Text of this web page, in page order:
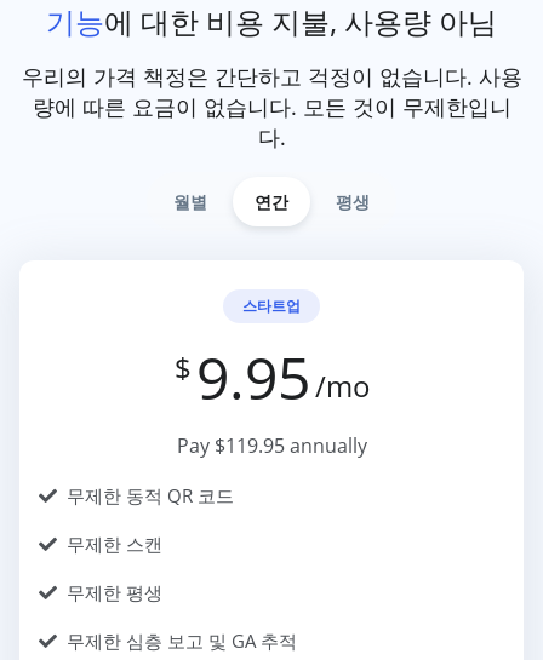
기능에 대한 비용 지불, 사용량 아님
우리의 가격 책정은 간단하고 걱정이 없습니다. 사용
량에 따른 요금이 없습니다. 모든 것이 무제한입니
다.
월별 연간 평생
스타트업
$ 9.95/mo
Pay $119.95 annually
무제한 동적 QR 코드
무제한 스캔
무제한 평생
무제한 심층 보고 및 GA 추적